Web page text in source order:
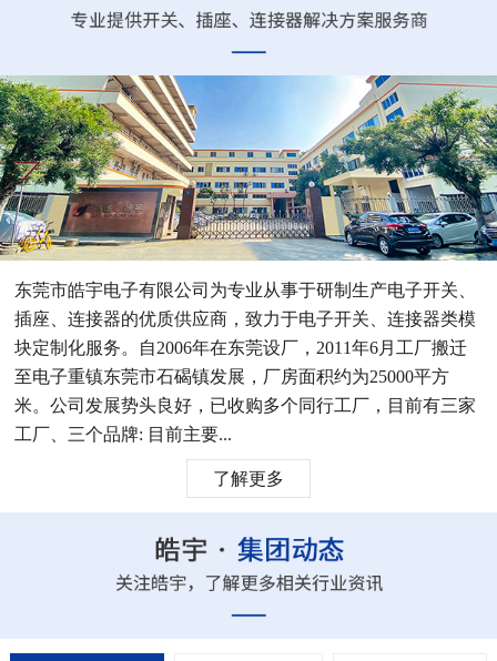
东莞市皓宇电子有限公司为专业从事于研制生产电子开关、
插座、连接器的优质供应商，致力于电子开关、连接器类模
块定制化服务。自2006年在东莞设厂，2011年6月工厂搬迁
至电子重镇东莞市石碣镇发展，厂房面积约为25000平方
米。公司发展势头良好，已收购多个同行工厂，目前有三家
工厂、三个品牌: 目前主要...
了解更多